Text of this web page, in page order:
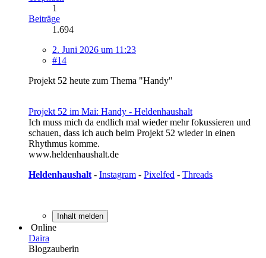
1
Beiträge
1.694
2. Juni 2026 um 11:23
#14
Projekt 52 heute zum Thema "Handy"
Projekt 52 im Mai: Handy - Heldenhaushalt
Ich muss mich da endlich mal wieder mehr fokussieren und
schauen, dass ich auch beim Projekt 52 wieder in einen
Rhythmus komme.
www.heldenhaushalt.de
Heldenhaushalt - Instagram - Pixelfed - Threads
Inhalt melden
Online
Daira
Blogzauberin